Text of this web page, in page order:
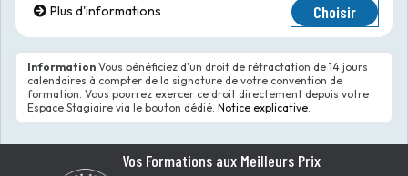
Plus d'informations Choisir
Information Vous bénéficiez d'un droit de rétractation de 14 jours
calendaires à compter de la signature de votre convention de
formation. Vous pourrez exercer ce droit directement depuis votre
Espace Stagiaire via le bouton dédié. Notice explicative.
Vos Formations aux Meilleurs Prix